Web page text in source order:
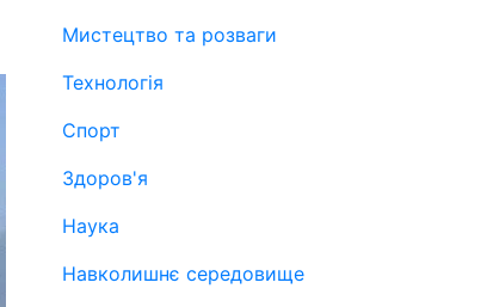
Мистецтво та розваги
Технологія
Спорт
Здоров'я
Наука
Навколишнє середовище